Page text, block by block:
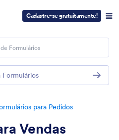
Cadastre-se gratuitamente!
para Pedidos
Vendas